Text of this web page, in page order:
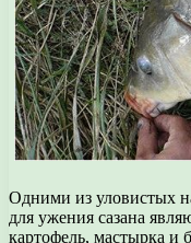
Одними из уловистых
для ужения сазана
картофель, мастырка и